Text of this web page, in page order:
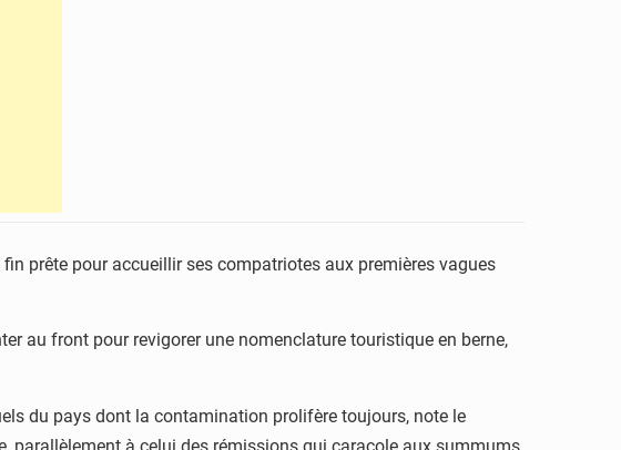
prête pour accueillir ses compatriotes aux premières vagues
au front pour revigorer une nomenclature touristique en berne,
du pays dont la contamination prolifère toujours, note le
parallèlement à celui des rémissions qui caracole aux summums.